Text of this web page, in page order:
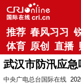
推荐 春风习习
体育 原创 直播
武汉市防汛应
中央广电总台国际在线